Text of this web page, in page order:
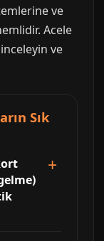
ve
Acele
ve
Sık